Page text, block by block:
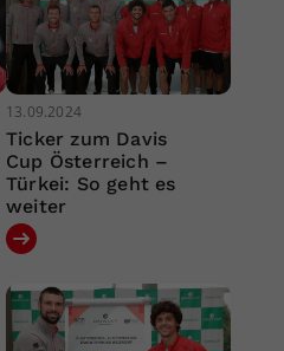
13.09.2024
Ticker zum Davis
Cup Österreich –
Türkei: So geht es
weiter